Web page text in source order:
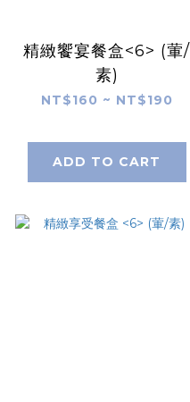
精緻饗宴餐盒<6> (葷/
素)
NT$160 ~ NT$190
ADD TO CART